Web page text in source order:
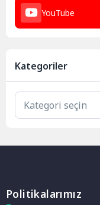
YouTube
Kategoriler
Politikalarımız